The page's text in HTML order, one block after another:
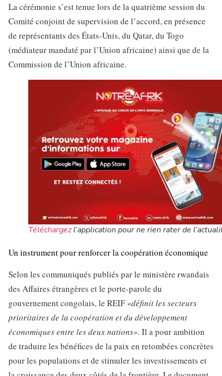
La cérémonie s’est tenue lors de la quatrième session du
Comité conjoint de supervision de l’accord, en présence
de représentants des États-Unis, du Qatar, du Togo
(médiateur mandaté par l’Union africaine) ainsi que de la
Commission de l’Union africaine.
Téléchargezl’application pour ne rien rater de
Un instrument pour renforcer la coopération économique
Selon les communiqués publiés par le ministère rwandais
des Affaires étrangères et le porte-parole du
gouvernement congolais, le REIF«définit les secteurs
prioritaires de la coopération et du développement
économiques entre les deux nations». Il a pour ambition
de traduire les bénéfices de la paix en retombées concrètes
pour les populations et de stimuler les investissements et